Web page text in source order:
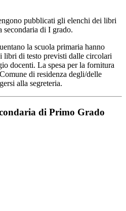
pubblicati gli elenchi dei libri
secondaria di I grado.
la scuola primaria hanno
libri di testo previsti dalle circolari
docenti. La spesa per la fornitura
di residenza degli/delle
alla segreteria.
di Primo Grado